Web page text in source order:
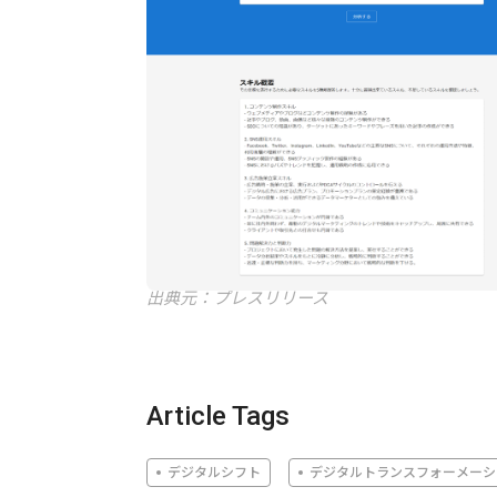
出典元：プレスリリース
Article Tags
デジタルシフト デジタルトランスフォーメー